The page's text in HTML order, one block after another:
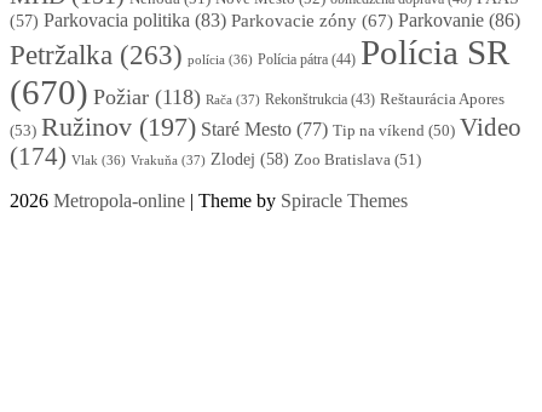
(57) Parkovacia politika (83) Parkovacie zóny (67) Parkovanie (86)
Petržalka (263) polícia (36) Polícia pátra (44) Polícia SR
(670) Požiar (118) Rača (37) Rekonštrukcia (43) Reštaurácia Apores
(53) Ružinov (197) Staré Mesto (77) Tip na víkend (50) Video
(174) Vlak (36) Vrakuňa (37) Zlodej (58) Zoo Bratislava (51)
2026 Metropola-online | Theme by Spiracle Themes